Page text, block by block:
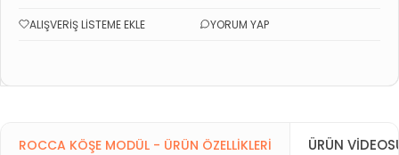
ALIŞVERIŞ LISTEME EKLE YORUM YAP
ROCCA KÖŞE MODÜL - ÜRÜN ÖZELLIKLERI ÜRÜN